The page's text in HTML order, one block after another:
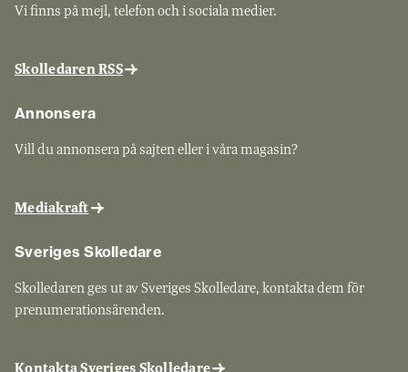
Vi finns på mejl, telefon och i sociala medier.
Skolledaren RSS
Annonsera
Vill du annonsera på sajten eller i våra magasin?
Mediakraft
Sveriges Skolledare
Skolledaren ges ut av Sveriges Skolledare, kontakta dem för
prenumerationsärenden.
Kontakta Sveriges Skolledare